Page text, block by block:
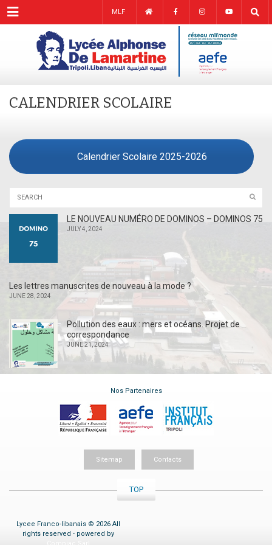
Menu MLF
CALENDRIER SCOLAIRE
Calendrier Scolaire 2025-2026
LE NOUVEAU NUMÉRO DE DOMINOS – DOMINOS 75
JULY 4, 2024
Les lettres manuscrites de nouveau à la mode ?
JUNE 28, 2024
Pollution des eaux : mers et océans. Projet de
correspondance
JUNE 21, 2024
Nos Partenaires
Sitemap Contacts
TOP
Lycee Franco-libanais © 2026 All
rights reserved - powered by